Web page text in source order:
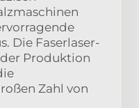
Die Faserlaser-
Produktion
Zahl von